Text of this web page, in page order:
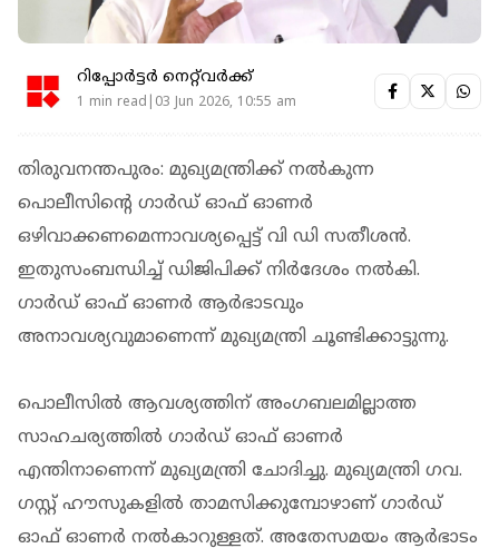
റിപ്പോർട്ടർ നെറ്റ്‌വര്‍ക്ക്‌
1 min read|03 Jun 2026, 10:55 am
തിരുവനന്തപുരം: മുഖ്യമന്ത്രിക്ക് നല്‍കുന്ന
പൊലീസിന്റെ ഗാര്‍ഡ് ഓഫ് ഓണര്‍
ഒഴിവാക്കണമെന്നാവശ്യപ്പെട്ട് വി ഡി സതീശന്‍.
ഇതുസംബന്ധിച്ച് ഡിജിപിക്ക് നിര്‍ദേശം നല്‍കി.
ഗാര്‍ഡ് ഓഫ് ഓണര്‍ ആര്‍ഭാടവും
അനാവശ്യവുമാണെന്ന് മുഖ്യമന്ത്രി ചൂണ്ടിക്കാട്ടുന്നു.
പൊലീസില്‍ ആവശ്യത്തിന് അംഗബലമില്ലാത്ത
സാഹചര്യത്തില്‍ ഗാര്‍ഡ് ഓഫ് ഓണര്‍
എന്തിനാണെന്ന് മുഖ്യമന്ത്രി ചോദിച്ചു. മുഖ്യമന്ത്രി ഗവ.
ഗസ്റ്റ് ഹൗസുകളില്‍ താമസിക്കുമ്പോഴാണ് ഗാര്‍ഡ്
ഓഫ് ഓണര്‍ നല്‍കാറുള്ളത്. അതേസമയം ആര്‍ഭാടം